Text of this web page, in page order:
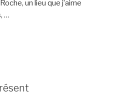
un lieu que j’aime
…